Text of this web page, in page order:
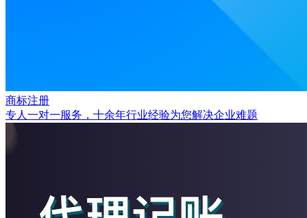
商标注册
专人一对一服务，十余年行业经验为您解决企业难题